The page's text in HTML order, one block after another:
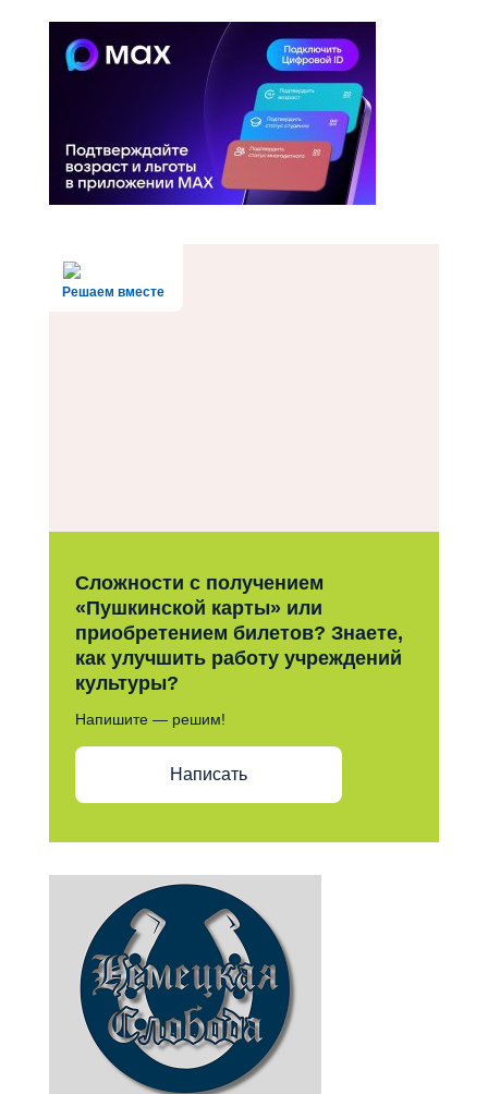
Решаем вместе
Сложности с получением
«Пушкинской карты» или
приобретением билетов? Знаете,
как улучшить работу учреждений
культуры?
Напишите — решим!
Написать